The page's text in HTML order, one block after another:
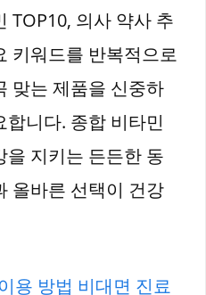
TOP10, 의사 약사 추
키워드를 반복적으로
맞는 제품을 신중하
니다. 종합 비타민
을 지키는 든든한 동
올바른 선택이 건강
용 방법 비대면 진료